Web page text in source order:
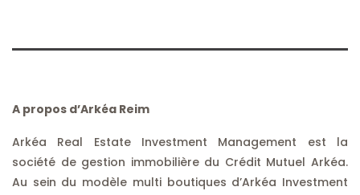
A propos d’Arkéa Reim
Arkéa Real Estate Investment Management est la
société de gestion immobilière du Crédit Mutuel Arkéa.
Au sein du modèle multi boutiques d’Arkéa Investment